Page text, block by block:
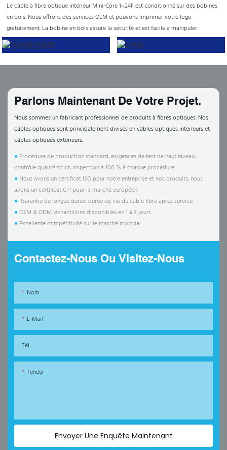
Le câble à fibre optique intérieur Mini-Core 1~24F est conditionné sur des bobines
en bois. Nous offrons des services OEM et pouvons imprimer votre logo
gratuitement. La bobine en bois assure la sécurité et est facile à manipuler.
Parlons Maintenant De Votre Projet.
Nous sommes un fabricant professionnel de produits à fibres optiques. Nos
câbles optiques sont principalement divisés en câbles optiques intérieurs et
câbles optiques extérieurs.
● Procédure de production standard, exigences de test de haut niveau,
contrôle qualité strict, inspection à 100 % à chaque procédure.
● Nous avons un certificat ISO pour notre entreprise et nos produits, nous
avons un certificat CPI pour le marché européen.
● Garantie de longue durée, durée de vie du câble fibre après service.
●OEM & ODM, échantillons disponibles en 1 à 3 jours.
● Excellente compétitivité sur le marché mondial.
Contactez-Nous Ou Visitez-Nous
Nom
E-Mail
Tél
Teneur
Envoyer Une Enquête Maintenant